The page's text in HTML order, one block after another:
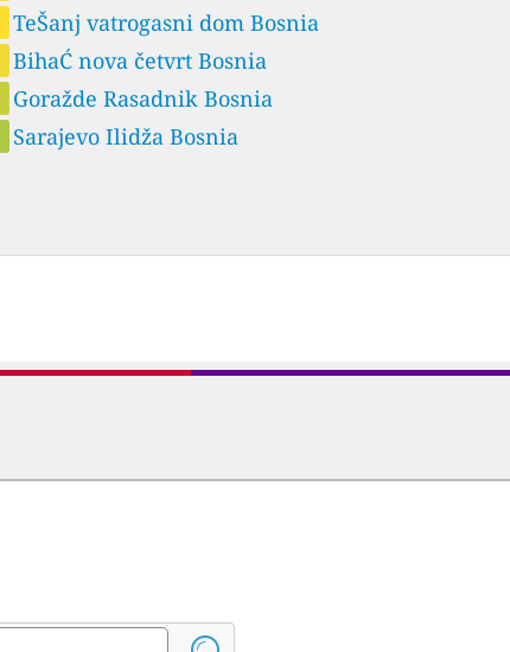
TeŠanj vatrogasni dom Bosnia
BihaĆ nova četvrt Bosnia
Goražde Rasadnik Bosnia
Sarajevo Ilidža Bosnia